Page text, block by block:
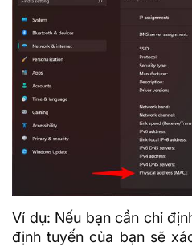
Ví dụ: Nếu bạn cần chỉ
định tuyến của bạn sẽ